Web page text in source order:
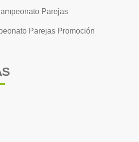
Parejas
Parejas Promoción